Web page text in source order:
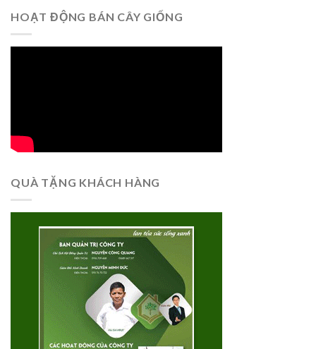
HOẠT ĐỘNG BÁN CÂY GIỐNG
QUÀ TẶNG KHÁCH HÀNG